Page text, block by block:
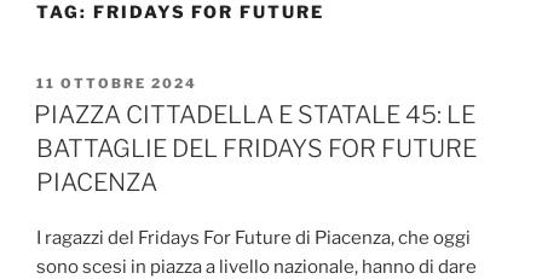
TAG: FRIDAYS FOR FUTURE
PUBBLICATO
IL
11 OTTOBRE 2024
PIAZZA CITTADELLA E STATALE 45: LE
BATTAGLIE DEL FRIDAYS FOR FUTURE
PIACENZA
I ragazzi del Fridays For Future di Piacenza, che oggi
sono scesi in piazza a livello nazionale, hanno di dare